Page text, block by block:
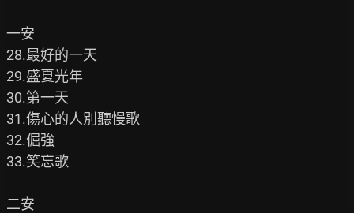
一安
28.最好的一天
29.盛夏光年
30.第一天
31.傷心的人別聽慢歌
32.倔強
33.笑忘歌
二安